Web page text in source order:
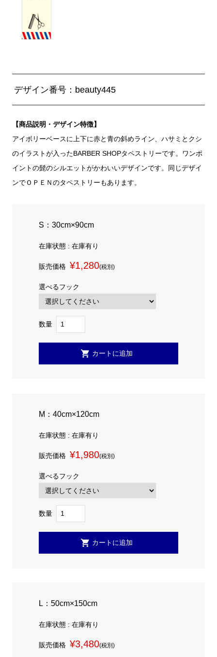
デザイン番号：beauty445
【商品説明・デザイン特徴】
アイボリーベースに上下に赤と青の斜めライン、ハサミとクシ
のイラストが入ったBARBER SHOPタペストリーです。ワンポ
イントの髭のシルエットがかわいいデザインです。同じデザイ
ンでＯＰＥＮのタペストリーもあります。
S：30cm×90cm
在庫状態 : 在庫有り
販売価格 ¥1,280(税別)
選べるフック
数量
M：40cm×120cm
在庫状態 : 在庫有り
販売価格 ¥1,980(税別)
選べるフック
数量
L：50cm×150cm
在庫状態 : 在庫有り
販売価格 ¥3,480(税別)